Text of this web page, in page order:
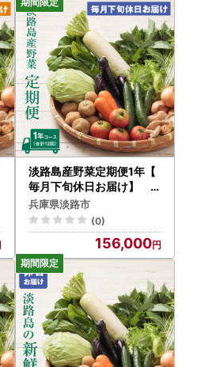
淡路島産野菜定期便1年【
毎月下旬休日お届け】 野
菜セット
兵庫県淡路市
(0)
156,000